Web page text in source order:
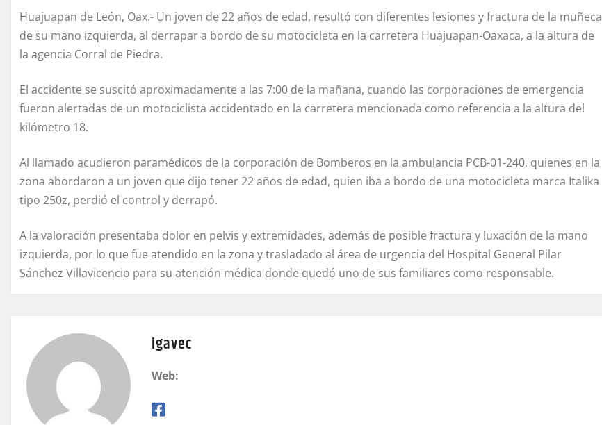
Huajuapan de León, Oax.- Un joven de 22 años de edad, resultó con diferentes lesiones y fractura de la muñeca
de su mano izquierda, al derrapar a bordo de su motocicleta en la carretera Huajuapan-Oaxaca, a la altura de
la agencia Corral de Piedra.
El accidente se suscitó aproximadamente a las 7:00 de la mañana, cuando las corporaciones de emergencia
fueron alertadas de un motociclista accidentado en la carretera mencionada como referencia a la altura del
kilómetro 18.
Al llamado acudieron paramédicos de la corporación de Bomberos en la ambulancia PCB-01-240, quienes en la
zona abordaron a un joven que dijo tener 22 años de edad, quien iba a bordo de una motocicleta marca Italika
tipo 250z, perdió el control y derrapó.
A la valoración presentaba dolor en pelvis y extremidades, además de posible fractura y luxación de la mano
izquierda, por lo que fue atendido en la zona y trasladado al área de urgencia del Hospital General Pilar
Sánchez Villavicencio para su atención médica donde quedó uno de sus familiares como responsable.
igavec
Web: